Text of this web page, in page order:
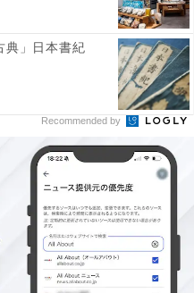
ト」（各税抜499円）。1枚100g
ングルオリジン（単一産
チョコ「成城石井 シン
典」日本書紀
Recommended by